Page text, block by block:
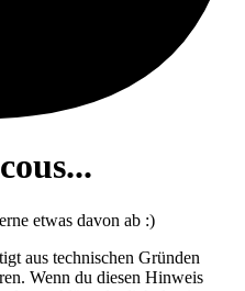
etwas davon ab :)
aus technischen Gründen
Wenn du diesen Hinweis